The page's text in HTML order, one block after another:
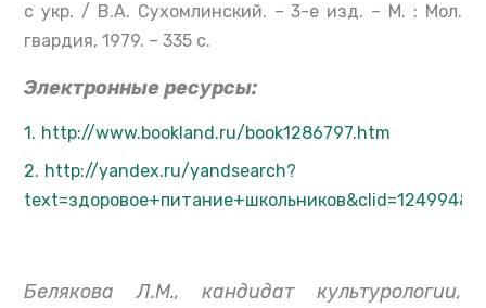
с укр. / В.А. Сухомлинский. – 3-е изд. – М. : Мол.
гвардия, 1979. – 335 с.
Электронные ресурсы:
http://www.bookland.ru/book1286797.htm
http://yandex.ru/yandsearch?
text=здоровое+питание+школьников&clid=124994&lr
Белякова Л.М., кандидат культурологии,